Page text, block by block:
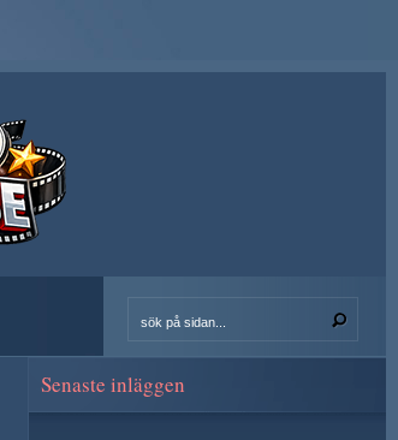
Senaste inläggen